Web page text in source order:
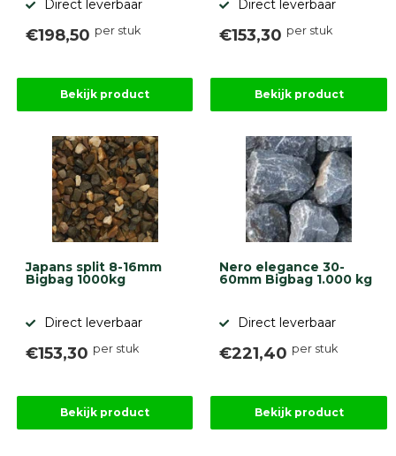
Direct leverbaar
€198,50 per stuk
Bekijk product
Direct leverbaar
€153,30 per stuk
Bekijk product
Japans split 8-16mm
Bigbag 1000kg
Direct leverbaar
€153,30 per stuk
Bekijk product
Nero elegance 30-
60mm Bigbag 1.000 kg
Direct leverbaar
€221,40 per stuk
Bekijk product